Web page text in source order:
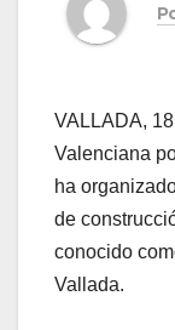
VALLADA,
Valenciana
ha
de
conocido
Vallada.